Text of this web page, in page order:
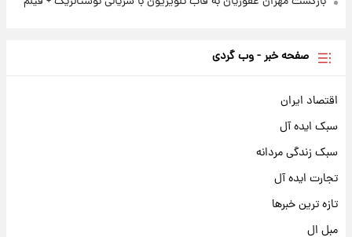
صفحه خبر - وب گردی
اقتصاد ایران
سبک ایده آل
سبک زندگی مردانه
تجارت ایده آل
تازه ترین خبرها
مبل ال